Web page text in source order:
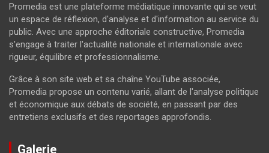
Promedia est une plateforme médiatique innovante qui se veut
un espace de réflexion, d'analyse et d'information au service du
public. Avec une approche éditoriale constructive, Promedia
s'engage à traiter l'actualité nationale et internationale avec
rigueur, équilibre et professionnalisme.
Grâce à son site web et sa chaîne YouTube associée,
Promedia propose un contenu varié, allant de l'analyse politique
et économique aux débats de société, en passant par des
entretiens exclusifs et des reportages approfondis.
Galerie